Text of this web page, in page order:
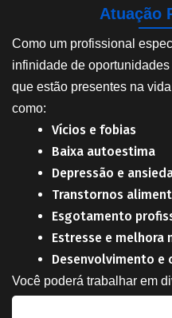
Atuação
Como um profissional
infinidade de
que estão presentes na
como:
Vícios e fobias
Baixa autoestima
Depressão e
Transtornos
Esgotamento
Estresse e melhora
Desenvolvimento e
Você poderá trabalhar em